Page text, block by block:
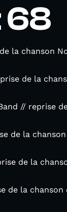
68
la chanson
de la
// reprise
de la
de la
de la chanson